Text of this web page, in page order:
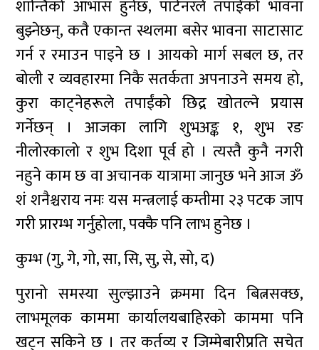
शान्तिको आभास हुनेछ, पार्टनरले तपाईंको भावना
बुझ्नेछन्, कतै एकान्त स्थलमा बसेर भावना साटासाट
गर्न र रमाउन पाइने छ । आयको मार्ग सबल छ, तर
बोली र व्यवहारमा निकै सतर्कता अपनाउने समय हो,
कुरा काट्नेहरूले तपाईंको छिद्र खोतल्ने प्रयास
गर्नेछन् । आजका लागि शुभअङ्क १, शुभ रङ
नीलोरकालो र शुभ दिशा पूर्व हो । त्यस्तै कुनै नगरी
नहुने काम छ वा अचानक यात्रामा जानुछ भने आज ॐ
शं शनैश्चराय नमः यस मन्त्रलाई कम्तीमा २३ पटक जाप
गरी प्रारम्भ गर्नुहोला, पक्कै पनि लाभ हुनेछ ।
कुम्भ (गु, गे, गो, सा, सि, सु, से, सो, द)
पुरानो समस्या सुल्झाउने क्रममा दिन बित्नसक्छ,
लाभमूलक काममा कार्यालयबाहिरको काममा पनि
खट्न सकिने छ । तर कर्तव्य र जिम्मेबारीप्रति सचेत